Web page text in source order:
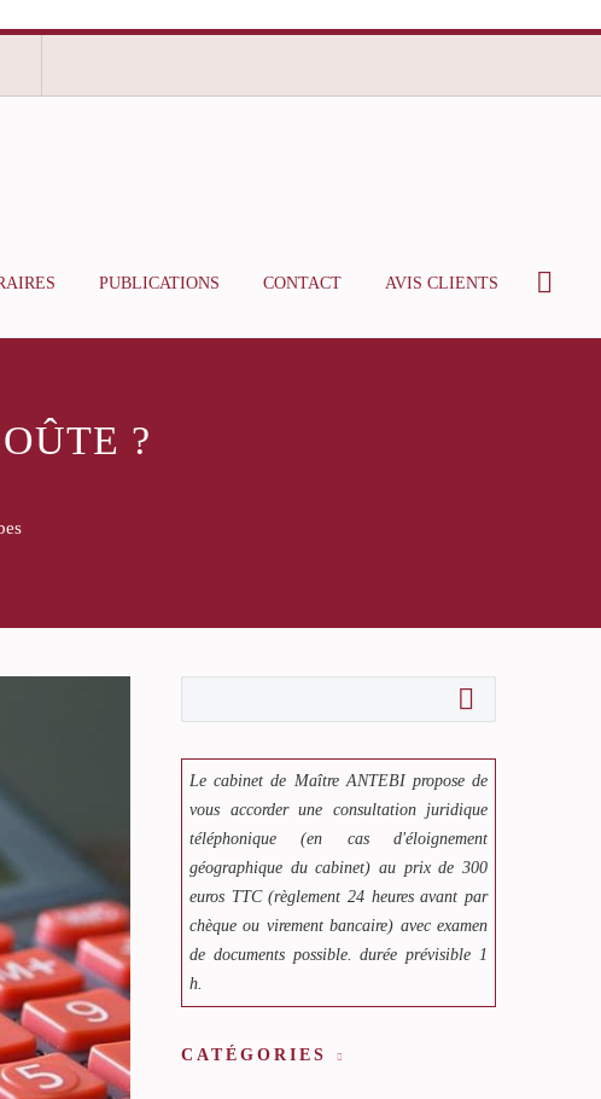
PUBLICATIONS CONTACT AVIS CLIENTS
?
Le cabinet de Maître ANTEBI propose de
vous accorder une consultation juridique
téléphonique (en cas d'éloignement
géographique du cabinet) au prix de 300
euros TTC (règlement 24 heures avant par
chèque ou virement bancaire) avec examen
de documents possible. durée prévisible 1
h.
CATÉGORIES